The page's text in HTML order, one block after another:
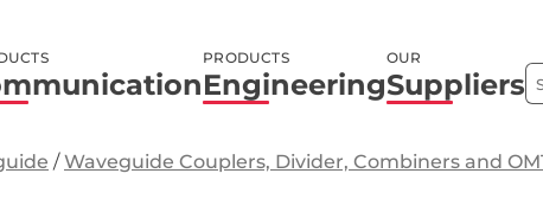
PRODUCTS
Engineering
OUR
Suppliers
/Waveguide Couplers, Divider, Combiners and